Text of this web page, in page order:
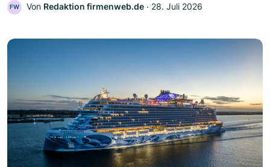
FW Von Redaktion firmenweb.de ‧ 28. Juli 2026